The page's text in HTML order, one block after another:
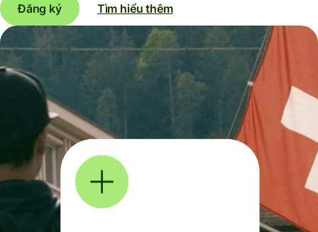
Đăng ký Tìm hiểu thêm